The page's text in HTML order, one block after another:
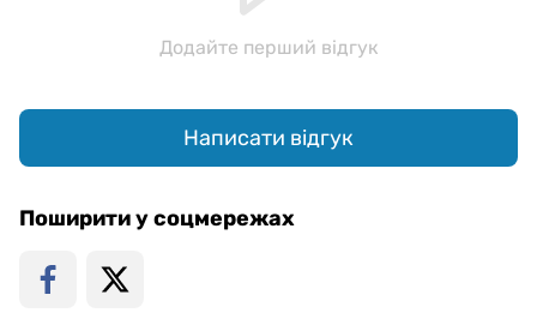
Додайте перший відгук
Написати відгук
Поширити у соцмережах